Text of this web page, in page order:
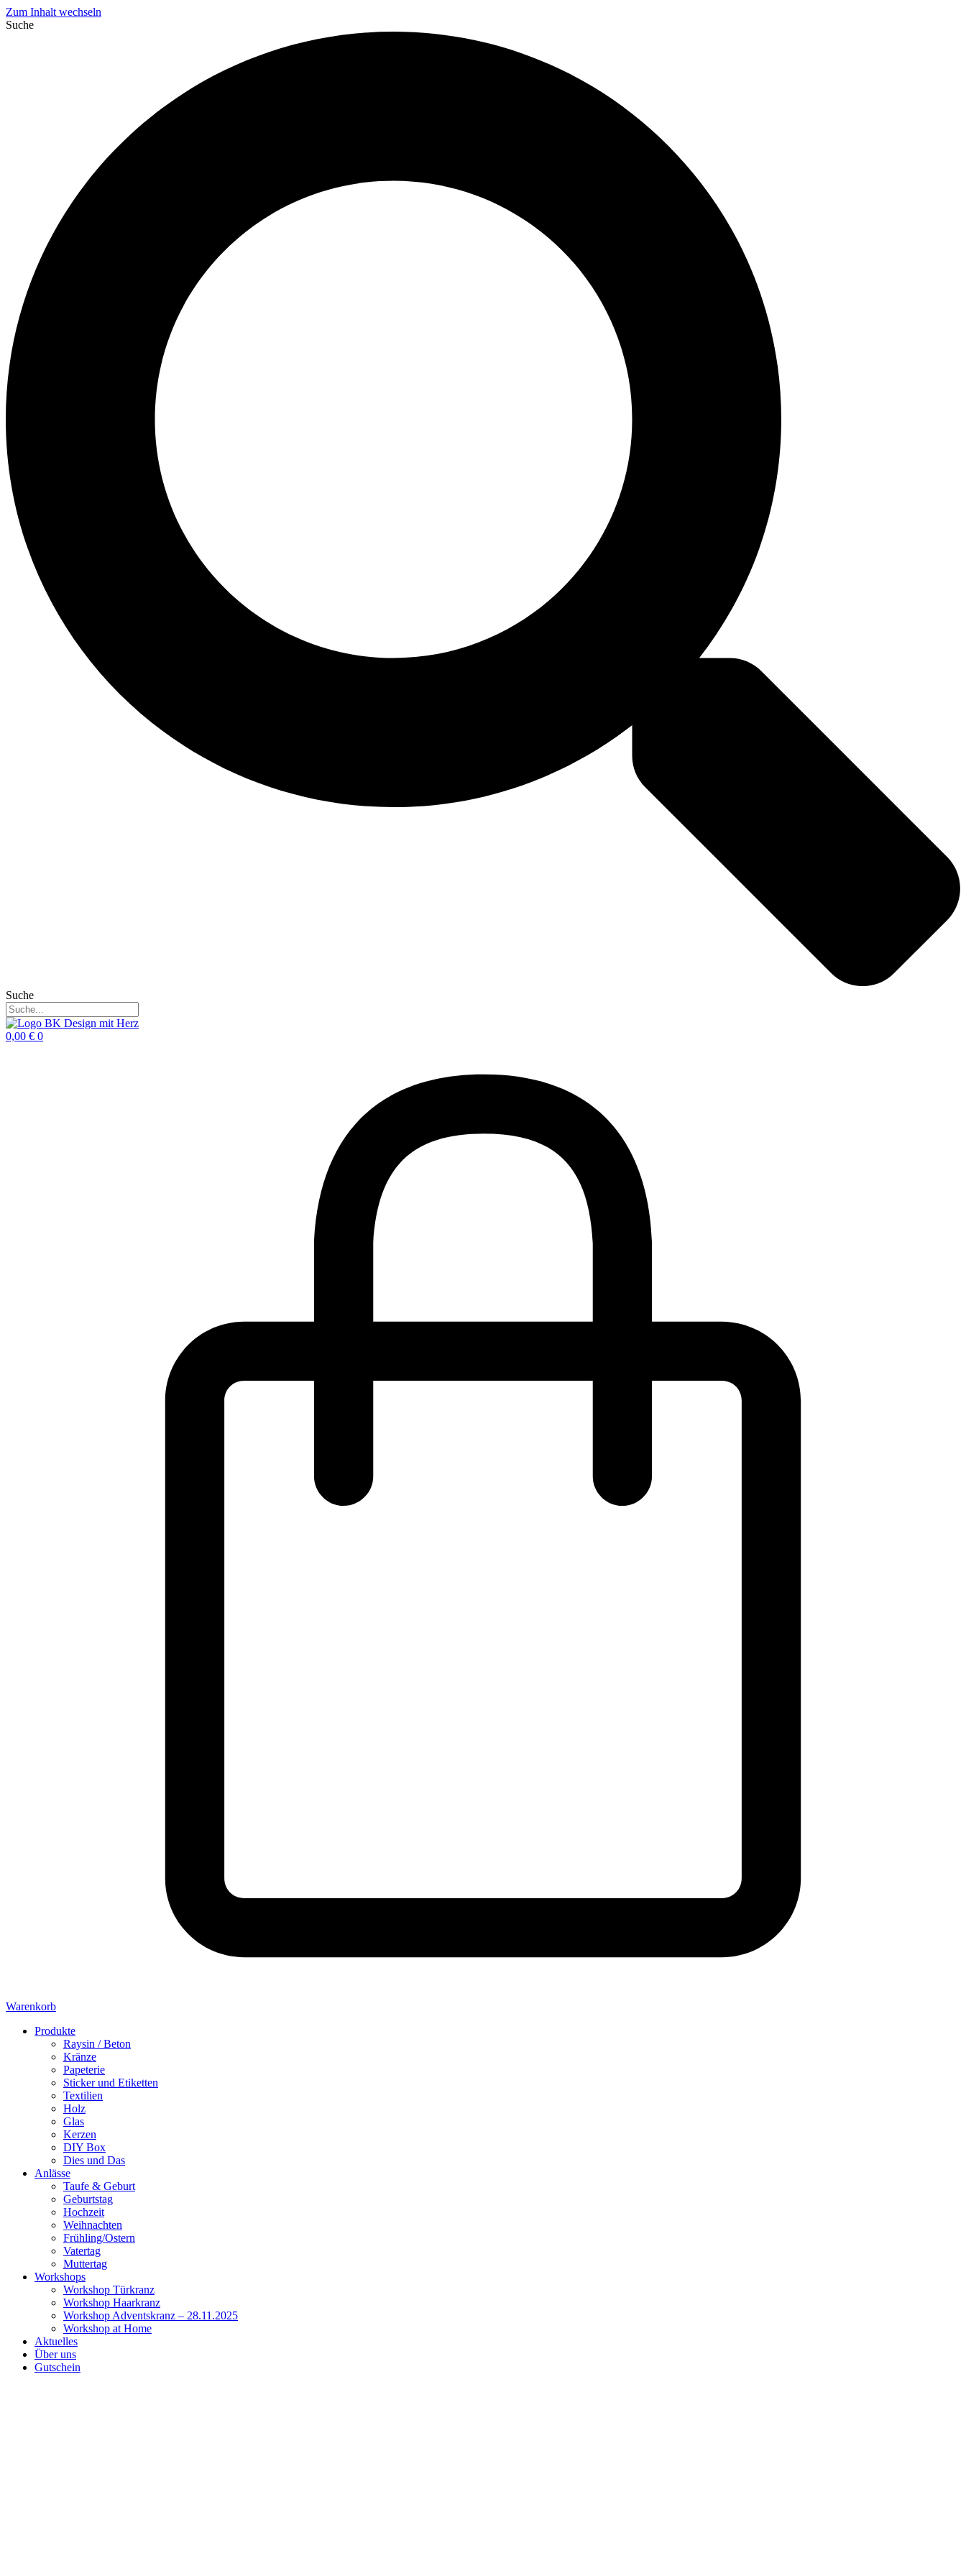
Zum Inhalt wechseln
Suche
Suche
0,00 € 0
Warenkorb
Produkte
Raysin / Beton
Kränze
Papeterie
Sticker und Etiketten
Textilien
Holz
Glas
Kerzen
DIY Box
Dies und Das
Anlässe
Taufe & Geburt
Geburtstag
Hochzeit
Weihnachten
Frühling/Ostern
Vatertag
Muttertag
Workshops
Workshop Türkranz
Workshop Haarkranz
Workshop Adventskranz – 28.11.2025
Workshop at Home
Aktuelles
Über uns
Gutschein